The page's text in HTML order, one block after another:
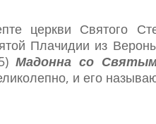
церкви Святого
Плачидии из
Мадонна со
и его